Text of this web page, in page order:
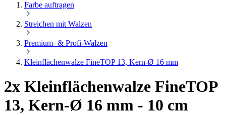
Farbe auftragen
Streichen mit Walzen
Premium- & Profi-Walzen
Kleinflächenwalze FineTOP 13, Kern-Ø 16 mm
2x Kleinflächenwalze FineTOP
13, Kern-Ø 16 mm - 10 cm